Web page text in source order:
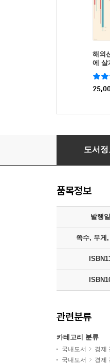
해외
에 살
버핏2배랩의
도서정
품목정보
발행일
쪽수, 무게,
관련분류
카테고리 분류
국내도서 경제
국내도서
경제